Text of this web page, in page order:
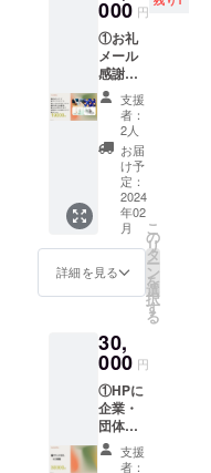
突っ込
んだ話
をする
勇気が
ない」
そんな
親の気
持ちと
子ども
が困っ
たとき
に相談
ができ
なかっ
たとし
ても、
自分自
ること
ができ
るよう
にする
ための
情報を
渡すこ
とでサ
酸、エ
リスリ
トール
＜内容
量＞50g
＜原産
地＞日
本 ＜使
用方
法・使
用上の
注意事
項＞ お
肌に異
じてい
ないか
意して
使用し
てくだ
さい。
お肌に
合わな
いとき
は、ご
カー
Unwind
法人ロ
ゴのス
テッ
カーを
お届け
しま
す。 商
品サイ
ズ：約
W175×
H43 デ
ザイ
字
『Unwi
の内容
を無断
で転
載・公
開する
ことは
禁止と
させて
いただ
きま
す。 ③
リリー
スイベ
ント招
待 2024
年4月に
リース
イベン
トにご
招待い
たしま
す。 当
日来ら
れない
んいま
す。
セック
スレ
ス、性
交痛、
オーガ
ズム、
ED、早
漏、 射
精遅延
などの
性行為
の悩
み、夫
婦関係
ミュニ
ケー
ション
の悩み
につい
て ・日
常的に
使える
000 円
①お礼
メール
感謝の
気持ち
を込め
てお送
りしま
す。 ②
デザイ
ナーの
メン
バーが
作成し
た
tawagr
amの
ジナル
コン
ドー
ム」を
お送り
しま
す！ お
菓子缶
支援
者：
2人
お届
け予
定：
2024
年02
月
詳細を見る
こ
の
リ
タ
ー
ン
を
選
択
す
る
30,
000 円
①HPに
企業・
団体名
掲載
tawagr
支援
者：